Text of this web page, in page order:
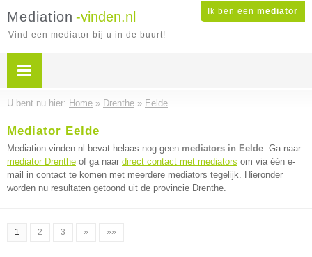
Ik ben een mediator
Mediation -vinden.nl
Vind een mediator bij u in de buurt!
U bent nu hier: Home » Drenthe » Eelde
Mediator Eelde
Mediation-vinden.nl bevat helaas nog geen mediators in Eelde. Ga naar
mediator Drenthe of ga naar direct contact met mediators om via één e-
mail in contact te komen met meerdere mediators tegelijk. Hieronder
worden nu resultaten getoond uit de provincie Drenthe.
1 2 3 » »»